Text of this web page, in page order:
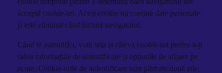
acceptă cookie-uri. Acest cookie nu conține date personale
și este eliminat când închizi navigatorul.
Când te autentifici, vom seta și câteva cookie-uri pentru a-ți
salva informațiile de autentificare și opțiunile de afișare pe
ecran. Cookie-urile de autentificare sunt păstrate două zile,